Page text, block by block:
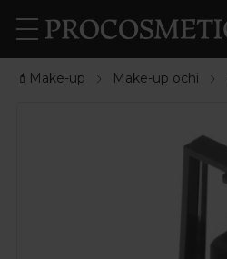
💄Make-up Make-up ochi